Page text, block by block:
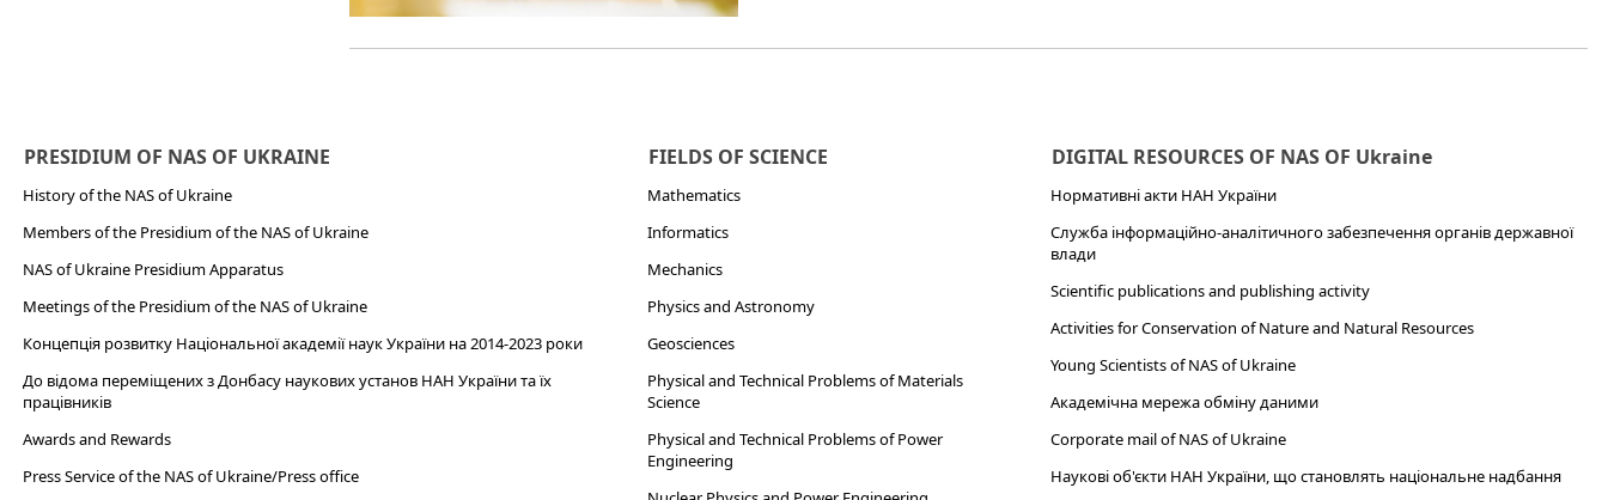
PRESIDIUM OF NAS OF UKRAINE
History of the NAS of Ukraine
Members of the Presidium of the NAS of Ukraine
NAS of Ukraine Presidium Apparatus​
Meetings of the Presidium of the NAS of Ukraine
Концепція розвитку Національної академії наук України на 2014-2023 роки
До відома переміщених з Донбасу наукових установ НАН України та їх
працівників
Awards and Rewards
Press Service of the NAS of Ukraine/Press office
FIELDS OF SCIENCE
Mathematics
Informatics
Mechanics
Physics and Astronomy
Geosciences
Physical and Technical Problems of Materials
Science
Physical and Technical Problems of Power
Engineering
DIGITAL RESOURCES OF NAS OF Ukraine
Нормативні акти НАН України
Служба інформаційно-аналітичного забезпечення органів державної
влади
Scientific publications and publishing activity
Activities for Conservation of Nature and Natural Resources
Young Scientists of NAS of Ukraine
Академічна мережа обміну даними
Corporate mail of NAS of Ukraine
Наукові об'єкти НАН України, що становлять національне надбання